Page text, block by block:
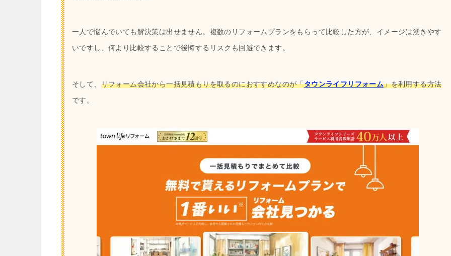
一人で悩んでいても解決策は出せません。複数のリフォームプランをもらって比較した方が、イメージは湧きやす
いですし、何より比較することで後悔するリスクも回避できます。
そして、 リフォーム会社から一括見積もりを取るのにおすすめなのが「タウンライフリフォーム」を利用する方法
です。